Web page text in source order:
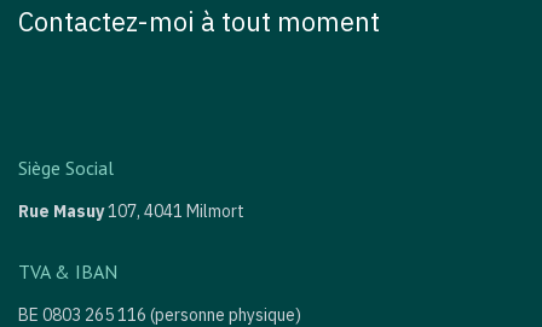
Contactez-moi à tout moment
Siège Social
Rue Masuy107, 4041 Milmort
TVA & IBAN
BE 0803 265 116 (personne physique)